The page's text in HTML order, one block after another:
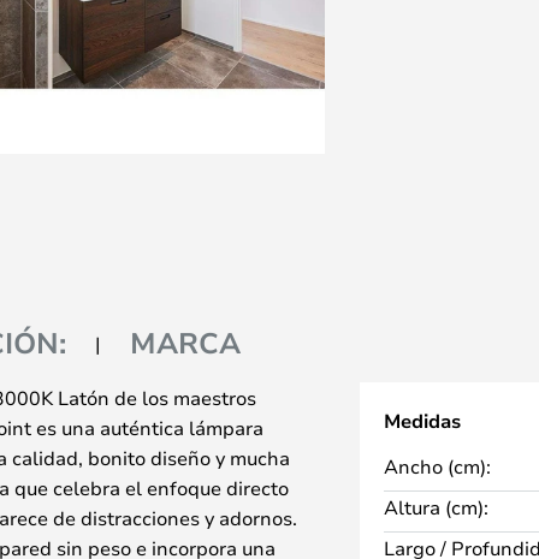
MARCA
Latón de los maestros
es una auténtica lámpara
bonito diseño y mucha
que celebra el enfoque directo
de distracciones y adornos.
sin peso e incorpora una
Medidas
Ancho (cm):
Altura (cm):
Largo /